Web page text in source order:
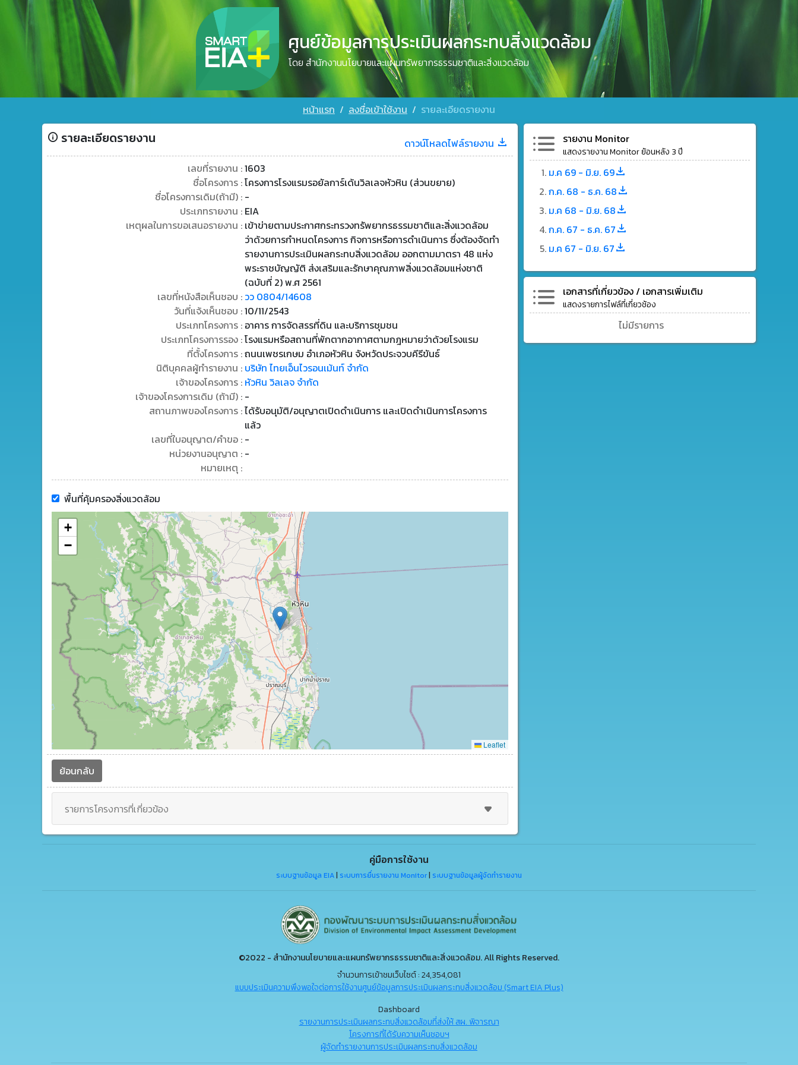
ศูนย์ข้อมูลการประเมินผลกระทบสิ่งแวดล้อม
โดย สำนักงานนโยบายและแผนทรัพยากรธรรมชาติและสิ่งแวดล้อม
หน้าแรก ลงชื่อเข้าใช้งาน รายละเอียดรายงาน
รายละเอียดรายงาน
ดาวน์โหลดไฟล์รายงาน
เลขที่รายงาน :1603
ชื่อโครงการ :โครงการโรงแรมรอยัลการ์เด้นวิลเลจหัวหิน (ส่วนขยาย)
ชื่อโครงการเดิม(ถ้ามี) : -
ประเภทรายงาน : EIA
เหตุผลในการขอเสนอรายงาน : เข้าข่ายตามประกาศกระทรวงทรัพยากรธรรมชาติและสิ่งแวดล้อม
ว่าด้วยการกำหนดโครงการ กิจการหรือการดำเนินการ ซึ่งต้องจัดทำ
รายงานการประเมินผลกระทบสิ่งแวดล้อม ออกตามมาตรา 48 แห่ง
พระราชบัญญัติ ส่งเสริมและรักษาคุณภาพสิ่งแวดล้อมแห่งชาติ
(ฉบับที่ 2) พ.ศ 2561
เลขที่หนังสือเห็นชอบ : วว 0804/14608
วันที่แจ้งเห็นชอบ :10/11/2543
ประเภทโครงการ : อาคาร การจัดสรรที่ดิน และบริการชุมชน
ประเภทโครงการรอง :โรงแรมหรือสถานที่พักตากอากาศตามกฎหมายว่าด้วยโรงแรม
ที่ตั้งโครงการ :ถนนเพชรเกษม อำเภอหัวหิน จังหวัดประจวบคีรีขันธ์
นิติบุคคลผู้ทำรายงาน : บริษัท ไทยเอ็นไวรอนเม้นท์ จำกัด
เจ้าของโครงการ : หัวหิน วิลเลจ จำกัด
เจ้าของโครงการเดิม (ถ้ามี) : -
สถานภาพของโครงการ :ได้รับอนุมัติ/อนุญาตเปิดดำเนินการ และเปิดดำเนินการโครงการ
แล้ว
เลขที่ใบอนุญาต/คำขอ : -
หน่วยงานอนุญาต : -
หมายเหตุ :
พื้นที่คุ้มครองสิ่งแวดล้อม
+
−
Leaflet
ย้อนกลับ
รายการโครงการที่เกี่ยวข้อง
รายงาน Monitor
แสดงรายงาน Monitor ย้อนหลัง 3 ปี
ม.ค 69 - มิ.ย. 69
ก.ค. 68 - ธ.ค. 68
ม.ค 68 - มิ.ย. 68
ก.ค. 67 - ธ.ค. 67
ม.ค 67 - มิ.ย. 67
เอกสารที่เกี่ยวข้อง / เอกสารเพิ่มเติม
แสดงรายการไฟล์ที่เกี่ยวช้อง
ไม่มีรายการ
คู่มือการใช้งาน
ระบบฐานข้อมูล EIA ระบบการยื่นรายงาน Monitor ระบบฐานข้อมูลผู้จัดทำรายงาน
©2022 - สำนักงานนโยบายและแผนทรัพยากรธรรมชาติและสิ่งแวดล้อม. All Rights Reserved.
จำนวนการเข้าชมเว็บไซต์ : 24,354,081
แบบประเมินความพึงพอใจต่อการใช้งานศูนย์ข้อมูลการประเมินผลกระทบสิ่งแวดล้อม (Smart EIA Plus)
Dashboard
รายงานการประเมินผลกระทบสิ่งแวดล้อมที่ส่งให้ สผ. พิจารณา
โครงการที่ได้รับความเห็นชอบฯ
ผู้จัดทำรายงานการประเมินผลกระทบสิ่งแวดล้อม